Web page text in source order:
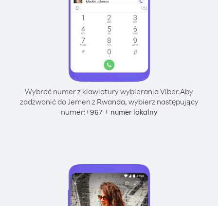
Wybrać numer z klawiatury wybierania Viber.Aby
zadzwonić do Jemen z Rwanda, wybierz następujący
numer:+967+ numer lokalny